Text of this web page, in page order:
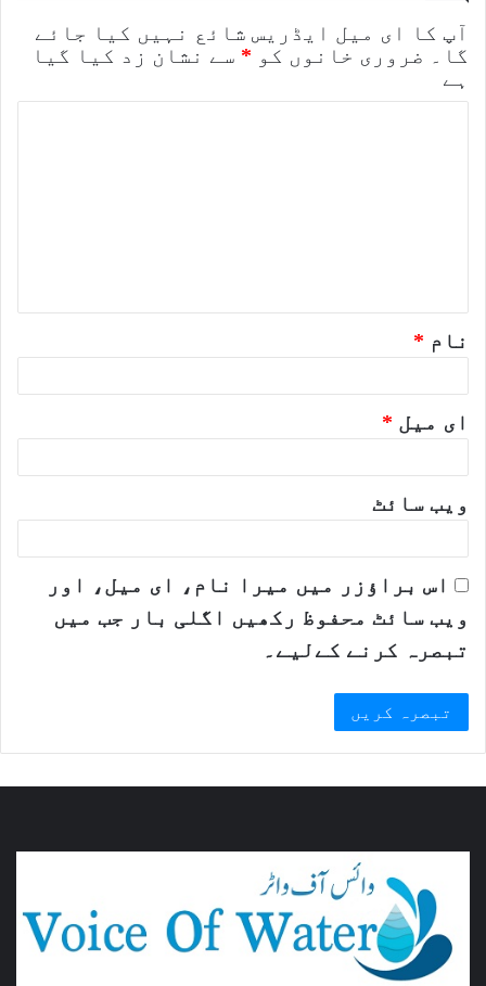
آپ کا ای میل ایڈریس شائع نہیں کیا جائے
گا۔
ضروری خانوں کو * سے نشان زد کیا گیا
ہے
نام *
ای میل *
ویب‌ سائٹ
اس براؤزر میں میرا نام، ای میل، اور
ویب سائٹ محفوظ رکھیں اگلی بار جب میں
تبصرہ کرنے کےلیے۔